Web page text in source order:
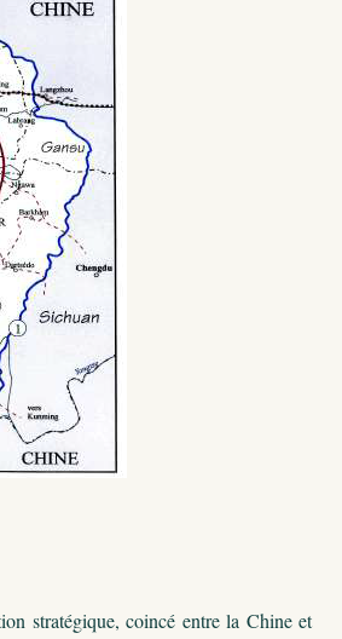
stratégique, coincé entre la Chine et